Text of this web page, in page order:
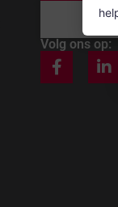
Volg ons op: